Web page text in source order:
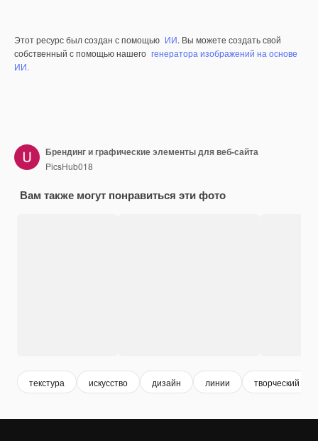
Этот ресурс был создан с помощью ИИ. Вы можете создать свой
собственный с помощью нашего генератора изображений на основе
ИИ.
Брендинг и графические элементы для веб-сайта
PicsHub018
Вам также могут понравиться эти фото
текстура искусство дизайн линии творческий